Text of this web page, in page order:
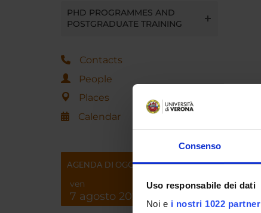
Consenso
Uso responsabile dei dati
Noi e i nostri 1022 partner
PHD PROGRAMMES AND
POSTGRADUATE TRAINING
Contacts
People
Places
Calendar
AGENDA DI OGGI
ven
7 agosto 2026